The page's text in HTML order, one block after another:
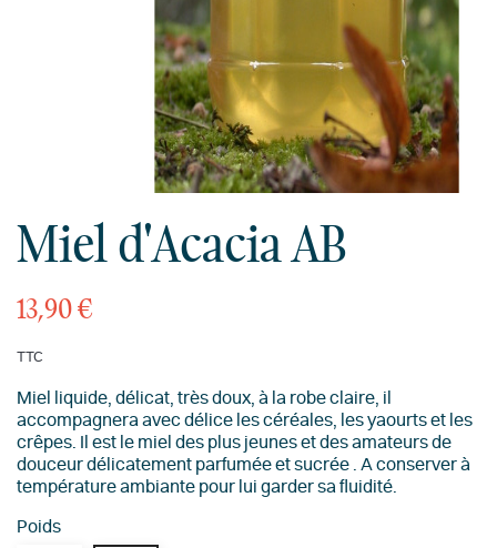
Miel d'Acacia AB
13,90 €
TTC
Miel liquide, délicat, très doux, à la robe claire, il
accompagnera avec délice les céréales, les yaourts et les
crêpes. Il est le miel des plus jeunes et des amateurs de
douceur délicatement parfumée et sucrée . A conserver à
température ambiante pour lui garder sa fluidité.
Poids